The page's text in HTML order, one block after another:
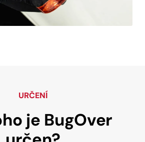
URČENÍ
je BugOver